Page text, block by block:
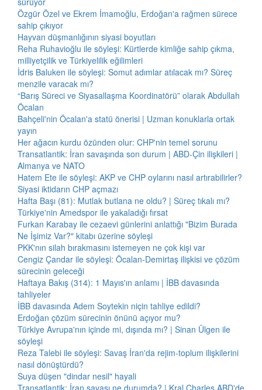
Özgür Özel ve Ekrem İmamoğlu, Erdoğan'a rağmen sürece
sahip çıkıyor
Hayvan düşmanlığının siyasi boyutları
Reha Ruhavioğlu ile söyleşi: Kürtlerde kimliğe sahip çıkma,
milliyetçilik ve Türkiyelilik eğilimleri
İdris Baluken ile söyleşi: Somut adımlar atılacak mı? Süreç
menzile varacak mı?
“Barış Süreci ve Siyasallaşma Koordinatörü” olarak Abdullah
Öcalan
Bahçeli'nin Öcalan'a statü önerisi | Uzman konuklarla ortak
yayın
Her ağacın kurdu özünden olur: CHP'nin temel sorunu
Transatlantik: İran savaşında son durum | ABD-Çin ilişkileri |
Almanya ve NATO
Hatem Ete ile söyleşi: AKP ve CHP oylarını nasıl artırabilirler?
Siyasi iktidarın CHP açmazı
Hafta Başı (81): Mutlak butlana ne oldu? | Süreç tıkalı mı?
Türkiye'nin Amedspor ile yakaladığı fırsat
Furkan Karabay ile cezaevi günlerini anlattığı "Bizim Burada
Ne İşimiz Var?" kitabı üzerine söyleşi
PKK'nın silah bırakmasını istemeyen ne çok kişi var
Cengiz Çandar ile söyleşi: Öcalan-Demirtaş ilişkisi ve çözüm
sürecinin geleceği
Haftaya Bakış (314): 1 Mayıs'ın anlamı | İBB davasında
tahliyeler
İBB davasında Adem Soytekin niçin tahliye edildi?
Erdoğan çözüm sürecinin önünü açıyor mu?
Türkiye Avrupa'nın içinde mi, dışında mı? | Sinan Ülgen ile
söyleşi
Reza Talebi ile söyleşi: Savaş İran'da rejim-toplum ilişkilerini
nasıl dönüştürdü?
Suya düşen "dindar nesil" hayali
Transatlantik: İran savaşı ne durumda? | Kral Charles ABD'de